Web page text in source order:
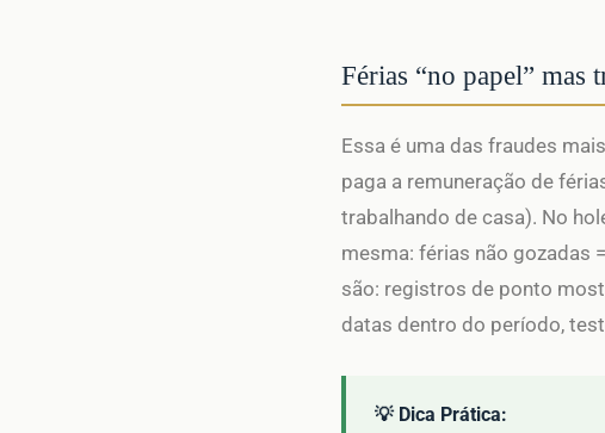
Férias “no papel” mas
Essa é uma das fraudes
paga a remuneração de
trabalhando de casa). No
mesma: férias não gozadas
são: registros de ponto
datas dentro do período,
💡 Dica Prática: